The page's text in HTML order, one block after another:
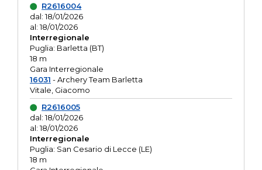
R2616004
dal: 18/01/2026
al: 18/01/2026
Interregionale
Puglia: Barletta (BT)
18 m
Gara Interregionale
16031 - Archery Team Barletta
Vitale, Giacomo
R2616005
dal: 18/01/2026
al: 18/01/2026
Interregionale
Puglia: San Cesario di Lecce (LE)
18 m